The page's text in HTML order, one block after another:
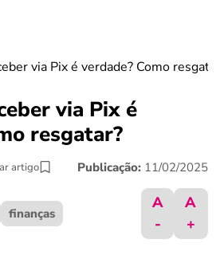
via Pix é verdade? Como
via Pix é
resgatar?
artigo Publicação: 11/02/2025
finanças
A
-
A
+